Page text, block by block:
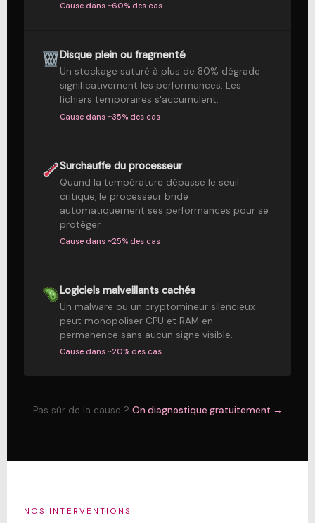
Cause dans ~60% des cas
Disque plein ou fragmenté
Un stockage saturé à plus de 80% dégrade
significativement les performances. Les
fichiers temporaires s'accumulent.
Cause dans ~35% des cas
Surchauffe du processeur
Quand la température dépasse le seuil
critique, le processeur bride
automatiquement ses performances pour se
protéger.
Cause dans ~25% des cas
Logiciels malveillants cachés
Un malware ou un cryptomineur silencieux
peut monopoliser CPU et RAM en
permanence sans aucun signe visible.
Cause dans ~20% des cas
Pas sûr de la cause ? On diagnostique gratuitement →
NOS INTERVENTIONS